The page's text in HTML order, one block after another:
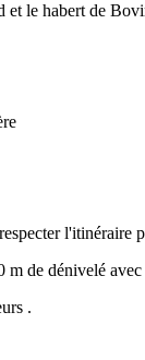
et le habert de
l'itinéraire
m de dénivelé
.